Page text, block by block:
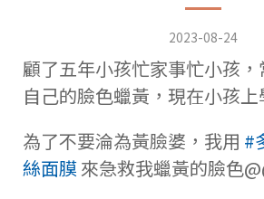
2023-08-24
顧了五年小孩忙家事忙小孩
自己的臉色蠟黃，現在小孩上
為了不要淪為黃臉婆，我用 #
絲面膜來急救我蠟黃的臉色